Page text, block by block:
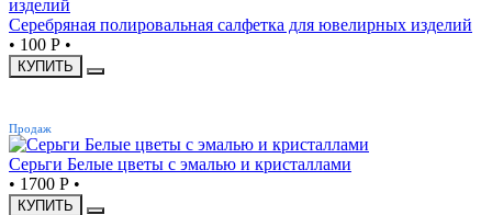
Серебряная полировальная салфетка для ювелирных изделий
• 100 Р •
КУПИТЬ
Продаж
Серьги Белые цветы с эмалью и кристаллами
• 1700 Р •
КУПИТЬ